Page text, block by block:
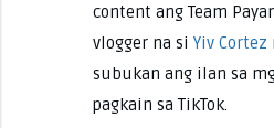
content ang Team
vlogger na si Yiv Cortez
subukan ang ilan sa
pagkain sa TikTok.